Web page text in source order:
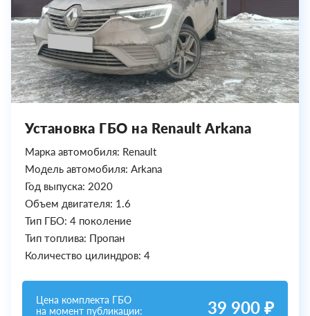
Установка ГБО на Renault Arkana
Марка автомобиля: Renault
Модель автомобиля: Arkana
Год выпуска: 2020
Объем двигателя: 1.6
Тип ГБО: 4 поколение
Тип топлива: Пропан
Количество цилиндров: 4
Цена комплекта ГБО
на момент публикации:
39 900 ₽